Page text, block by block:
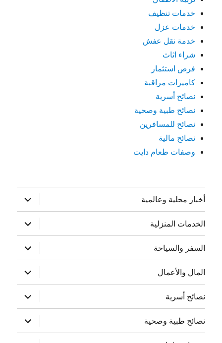
خدمات تنظيف
خدمات عزل
خدمة نقل عفش
شراء اثاث
فرص استثمار
كاميرات مراقبة
نصائح أسرية
نصائح طبية وصحية
نصائح للمسافرين
نصائح مالية
وصفات طعام دايت
أخبار محلية وعالمية
توسيع
القائمة
الفرعية
الخدمات المنزلية
توسيع
القائمة
الفرعية
السفر والسياحة
توسيع
القائمة
الفرعية
المال والأعمال
توسيع
القائمة
الفرعية
نصائح أسرية
توسيع
القائمة
الفرعية
نصائح طبية وصحية
توسيع
القائمة
الفرعية